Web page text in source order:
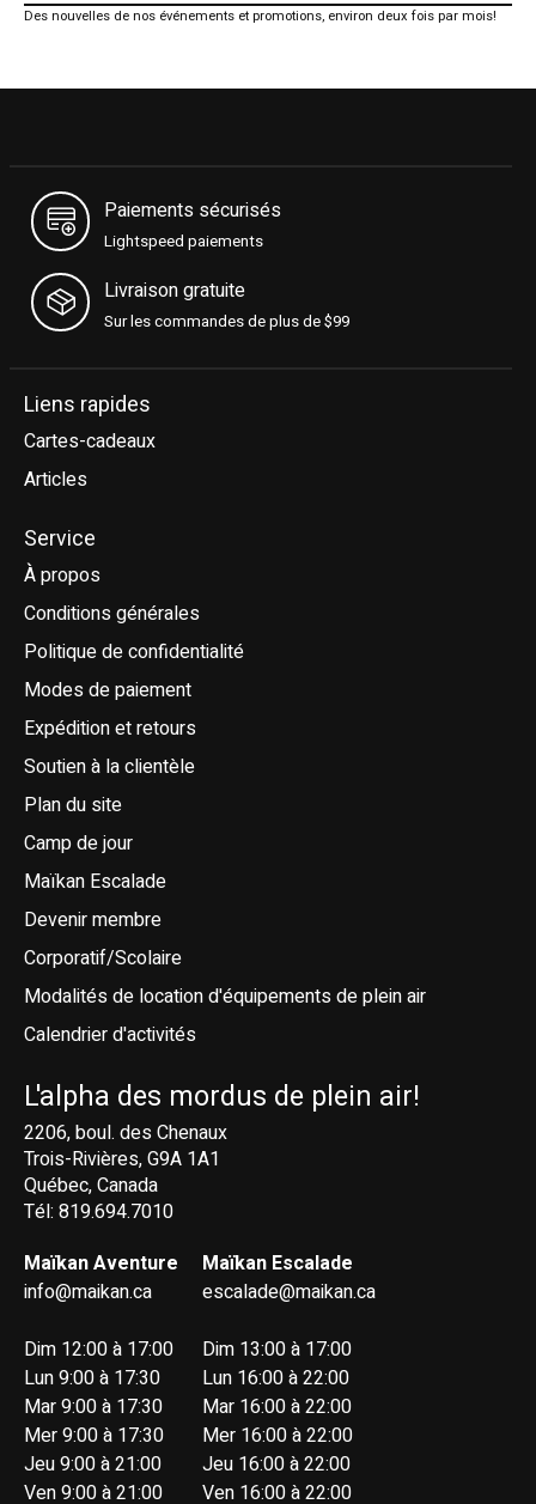
Des nouvelles de nos événements et promotions, environ deux fois par mois!
Paiements sécurisés
Lightspeed paiements
Livraison gratuite
Sur les commandes de plus de $99
Liens rapides
Cartes-cadeaux
Articles
Service
À propos
Conditions générales
Politique de confidentialité
Modes de paiement
Expédition et retours
Soutien à la clientèle
Plan du site
Camp de jour
Maïkan Escalade
Devenir membre
Corporatif/Scolaire
Modalités de location d'équipements de plein air
Calendrier d'activités
L'alpha des mordus de plein air!
2206, boul. des Chenaux
Trois-Rivières, G9A 1A1
Québec, Canada
Tél: 819.694.7010
Maïkan Aventure
info@maikan.ca
Dim 12:00 à 17:00
Lun 9:00 à 17:30
Mar 9:00 à 17:30
Mer 9:00 à 17:30
Jeu 9:00 à 21:00
Ven 9:00 à 21:00
Maïkan Escalade
escalade@maikan.ca
Dim 13:00 à 17:00
Lun 16:00 à 22:00
Mar 16:00 à 22:00
Mer 16:00 à 22:00
Jeu 16:00 à 22:00
Ven 16:00 à 22:00